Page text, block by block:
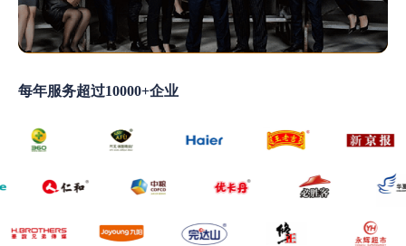
每年服务超过10000+企业